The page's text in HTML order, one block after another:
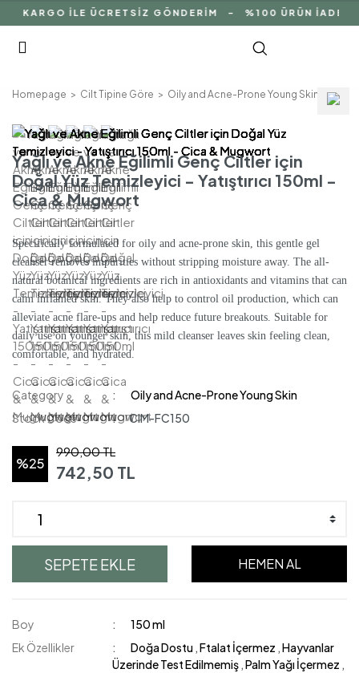
KARGO İLE ÜCRETSİZ GÖNDERİM - %100 ÜRÜN İADE
Homepage Cilt Tipine Göre Oily and Acne-Prone Young Skin
Yağlı ve Akne Eğilimli Genç Ciltler için
Doğal Yüz Temizleyici - Yatıştırıcı 150ml -
Cica & Mugwort
Specifically formulated for oily and acne-prone skin, this gentle gel
cleanser removes impurities without stripping moisture away. The all-
natural botanical ingredients are rich in antioxidants and vitamins that can
calm inflamed skin. They also help to control oil production, which can
alleviate acne flare-ups and help reduce future breakouts. Suitable for
daily use on younger skin, this mild cleanser leaves skin feeling clean,
comfortable, and hydrated.
Category
Oily and Acne-Prone Young Skin
Stock Code
CIM-FC150
%25
990,00 TL
742,50 TL
SEPETE EKLE HEMEN AL
Boy
150 ml
Ek Özellikler
Doğa Dostu ,Ftalat İçermez ,Hayvanlar
Üzerinde Test Edilmemiş ,Palm Yağı İçermez ,